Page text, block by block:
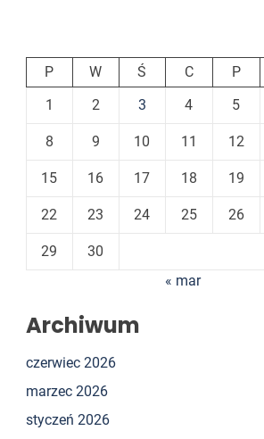
P W Ś C P
1
2 3 4 5
8 9 10 11 12
15 16 17 18 19
22 23 24 25 26
29
30
« mar
Archiwum
czerwiec 2026
marzec 2026
styczeń 2026